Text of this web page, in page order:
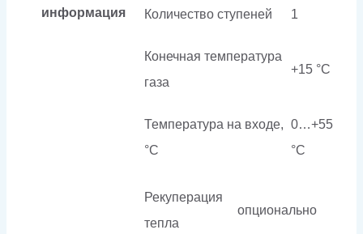
информация
Количество ступеней 1
Конечная температура
газа
+15 °C
Температура на входе,
°C
0…+55
°C
Рекуперация
тепла
опционально